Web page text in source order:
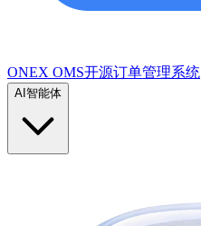
ONEX OMS开源订单管理系统
AI智能体